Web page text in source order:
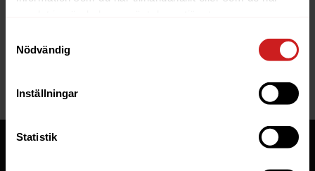
Nödvändig
Inställningar
Statistik
If you are the owner of this website or domain please
read
website to be suspended.